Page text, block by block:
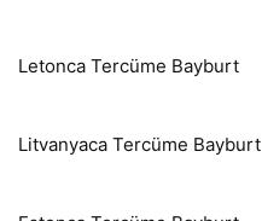
Letonca Tercüme Bayburt
Litvanyaca Tercüme Bayburt